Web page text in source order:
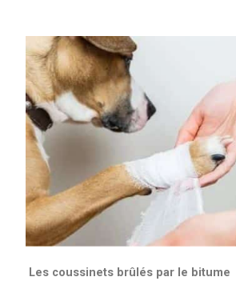
Les coussinets brûlés par le bitume